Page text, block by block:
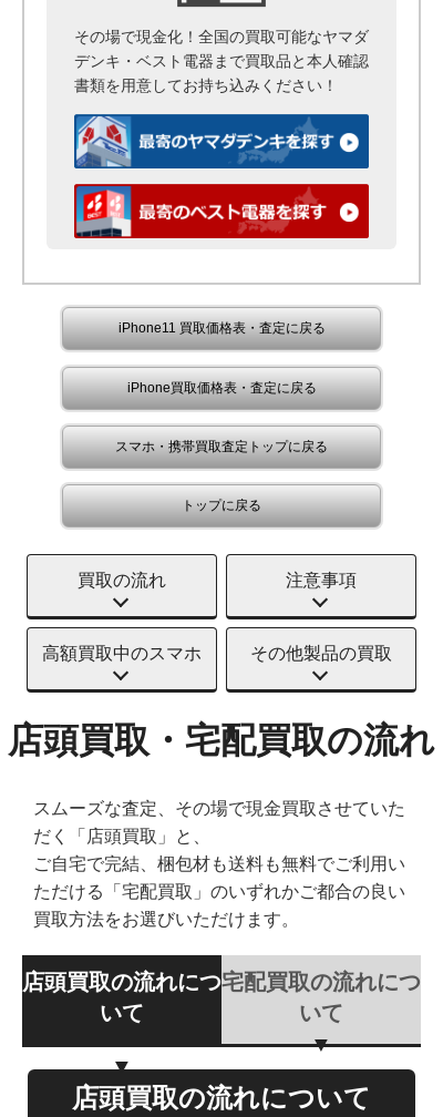
その場で現金化！全国の買取可能なヤマダ
デンキ・ベスト電器まで買取品と本人確認
書類を用意してお持ち込みください！
iPhone11 買取価格表・査定に戻る
iPhone買取価格表・査定に戻る
スマホ・携帯買取査定トップに戻る
トップに戻る
買取の流れ 注意事項
高額買取中のスマホ その他製品の買取
店頭買取・宅配買取の流れ
スムーズな査定、その場で現金買取させていた
だく「店頭買取」と、
ご自宅で完結、梱包材も送料も無料でご利用い
ただける「宅配買取」のいずれかご都合の良い
買取方法をお選びいただけます。
店頭買取の流れにつ
いて
宅配買取の流れにつ
いて
店頭買取の流れについて